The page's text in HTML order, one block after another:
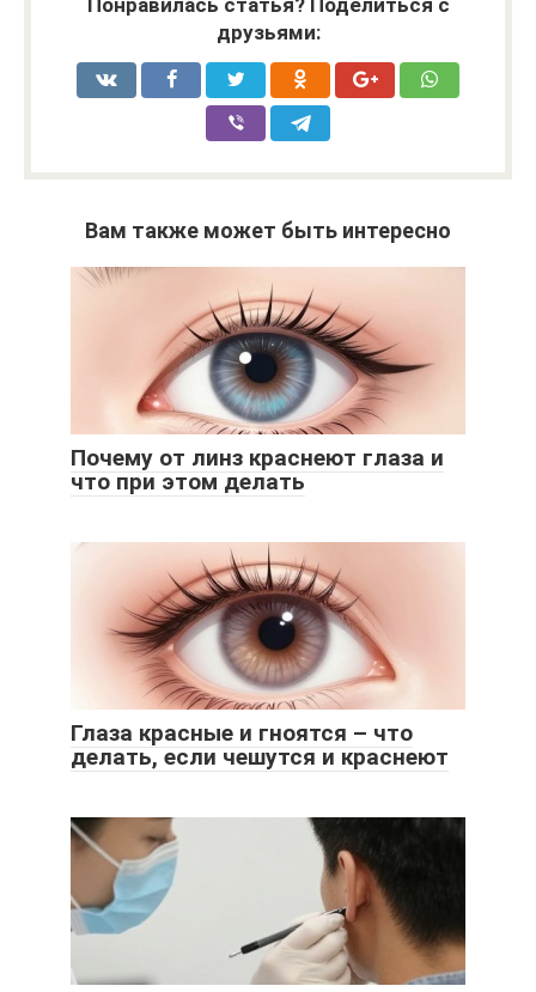
друзьями:
Вам также может быть интересно
Почему от линз краснеют глаза и
что при этом делать
Глаза красные и гноятся – что
делать, если чешутся и краснеют